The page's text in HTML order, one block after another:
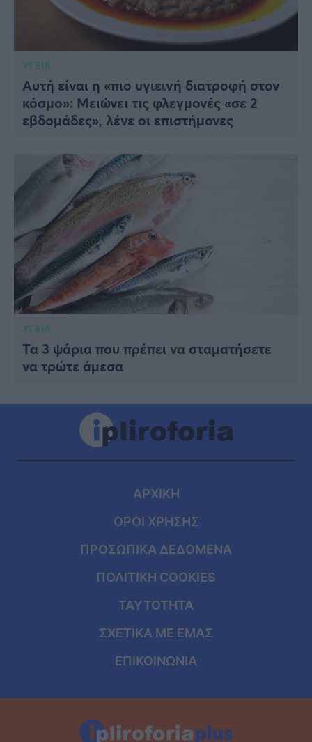
ΥΓΕΙΑ
Αυτή είναι η «πιο υγιεινή διατροφή στον
κόσμο»: Μειώνει τις φλεγμονές «σε 2
εβδομάδες», λένε οι επιστήμονες
ΥΓΕΙΑ
Τα 3 ψάρια που πρέπει να σταματήσετε
να τρώτε άμεσα
ΑΡΧΙΚΗ
ΟΡΟΙ ΧΡΗΣΗΣ
ΠΡΟΣΩΠΙΚΑ ΔΕΔΟΜΕΝΑ
ΠΟΛΙΤΙΚΗ COOKIES
ΤΑΥΤΟΤΗΤΑ
ΣΧΕΤΙΚΑ ΜΕ ΕΜΑΣ
ΕΠΙΚΟΙΝΩΝΙΑ